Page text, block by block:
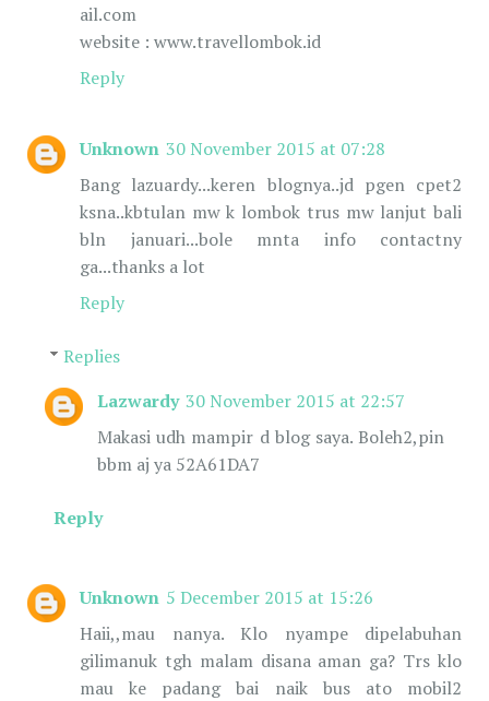
ail.com
website : www.travellombok.id
Reply
Unknown 30 November 2015 at 07:28
Bang lazuardy...keren blognya..jd pgen cpet2
ksna..kbtulan mw k lombok trus mw lanjut bali
bln januari...bole mnta info contactny
ga...thanks a lot
Reply
Replies
Lazwardy 30 November 2015 at 22:57
Makasi udh mampir d blog saya. Boleh2,pin
bbm aj ya 52A61DA7
Reply
Unknown 5 December 2015 at 15:26
Haii,,mau nanya. Klo nyampe dipelabuhan
gilimanuk tgh malam disana aman ga? Trs klo
mau ke padang bai naik bus ato mobil2